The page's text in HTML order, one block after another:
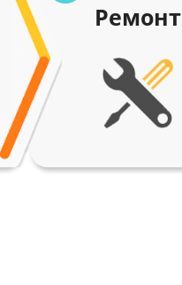
Ремонт